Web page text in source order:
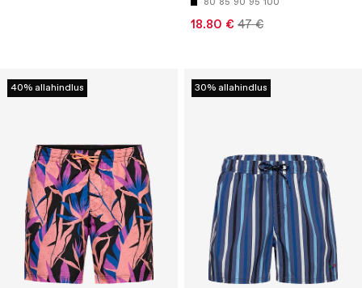
80 85 90 95 100
18.80 € 47 €
40% allahindlus 30% allahindlus